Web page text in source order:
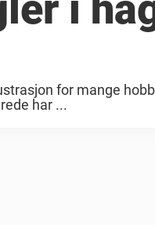
for mange
har ...